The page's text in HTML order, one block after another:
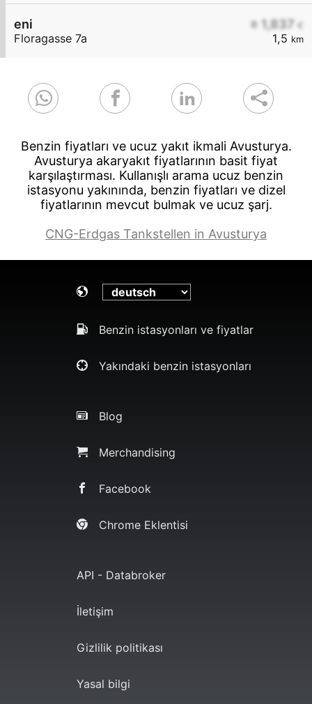
≥ 1,837 €
1,5 km
eni
Floragasse 7a
Benzin fiyatları ve ucuz yakıt ikmali Avusturya.
Avusturya akaryakıt fiyatlarının basit fiyat
karşılaştırması. Kullanışlı arama ucuz benzin
istasyonu yakınında, benzin fiyatları ve dizel
fiyatlarının mevcut bulmak ve ucuz şarj.
CNG-Erdgas Tankstellen in Avusturya
Benzin istasyonları ve fiyatlar
Yakındaki benzin istasyonları
Blog
Merchandising
Facebook
Chrome Eklentisi
API - Databroker
İletişim
Gizlilik politikası
Yasal bilgi